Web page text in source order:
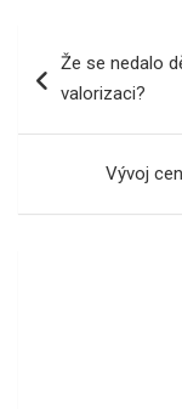
proŽe se nedalo
valorizaci?
Vývoj